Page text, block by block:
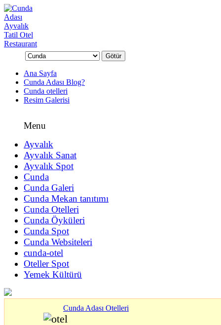
Ana Sayfa
Cunda Adası Blog?
Cunda otelleri
Resim Galerisi
Menu
Ayvalık
Ayvalık Sanat
Ayvalık Spot
Cunda
Cunda Galeri
Cunda Mekan tanıtımı
Cunda Otelleri
Cunda Öyküleri
Cunda Spot
Cunda Websiteleri
cunda-otel
Oteller Spot
Yemek Kültürü
Cunda Adası Otelleri